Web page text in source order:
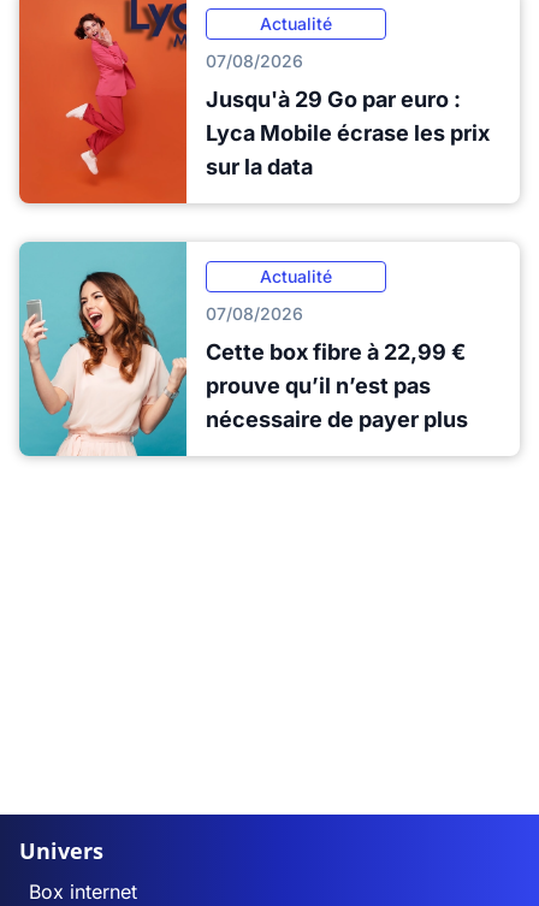
Actualité
07/08/2026
Jusqu'à 29 Go par euro :
Lyca Mobile écrase les prix
sur la data
Actualité
07/08/2026
Cette box fibre à 22,99 €
prouve qu’il n’est pas
nécessaire de payer plus
Univers
Box internet